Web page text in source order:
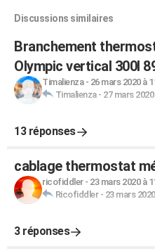
Discussions similaires
Branchement
Olympic vertical 300l
Timalienza- 26 mars 2020 à
Timalienza- 27 mars 2020
13 réponses
cablage thermostat
ricofiddler- 23 mars 2020 à
Ricofiddler- 23 mars
3 réponses